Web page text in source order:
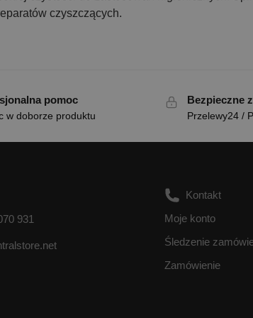
czyszczących.
pomoc
w doborze produktu
Bezpieczne
Przelewy24 /
931
Kontakt
Moje konto
Śledzenie
Zamówienie